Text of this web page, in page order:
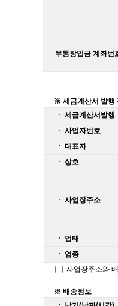
무통장입금 계좌번
※ 세금계산서 발행
ㆍ 세금계산서발행
ㆍ 사업자번호
ㆍ 대표자
ㆍ 상호
ㆍ 사업장주소
ㆍ 업태
ㆍ 업종
사업장주소와
※ 배송정보